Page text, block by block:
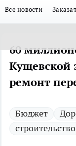
Все новости
60
Кущевской
ремонт
Бюджет
строительство